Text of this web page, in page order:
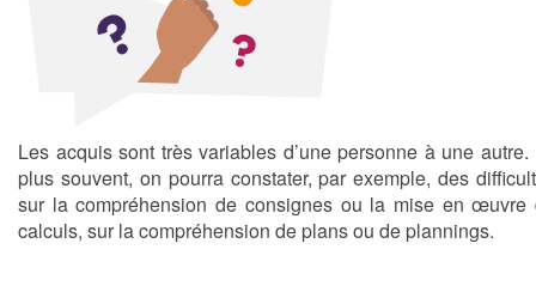
Les acquis sont très variables d’une personne à une autre.
plus souvent, on pourra constater, par exemple, des
sur la compréhension de consignes ou la mise en œuvre
calculs, sur la compréhension de plans ou de plannings.